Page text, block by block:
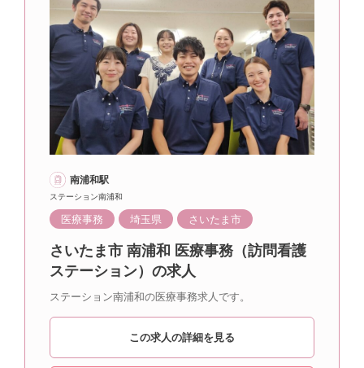
南浦和駅
ステーション南浦和
医療事務 埼玉県 さいたま市
さいたま市 南浦和 医療事務（訪問看護
ステーション）の求人
ステーション南浦和の医療事務求人です。
この求人の詳細を見る